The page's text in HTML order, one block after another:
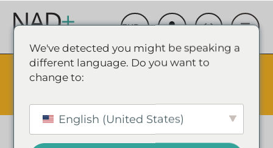
The Summer Sale is Live.Save up to 45% - Try for less or
We've detected you might be speaking a
different language. Do you want to
change to:
English (United States)